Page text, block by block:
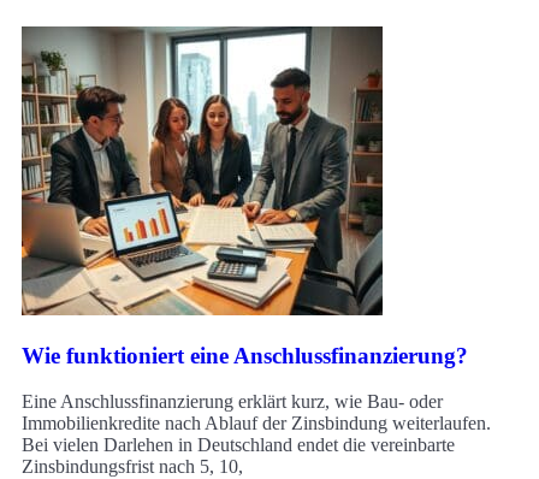
Wie funktioniert eine Anschlussfinanzierung?
Eine Anschlussfinanzierung erklärt kurz, wie Bau- oder
Immobilienkredite nach Ablauf der Zinsbindung weiterlaufen.
Bei vielen Darlehen in Deutschland endet die vereinbarte
Zinsbindungsfrist nach 5, 10,